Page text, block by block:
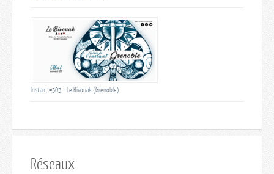
Instant #303 – Le Bivouak (Grenoble)
Réseaux